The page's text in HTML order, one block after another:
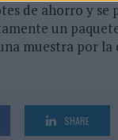
de ahorro y
un
muestra por
SHARE